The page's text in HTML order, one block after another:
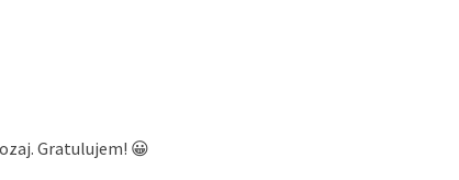
Gratulujem! 😀